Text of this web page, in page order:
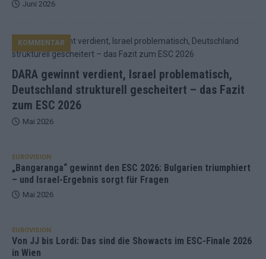
Juni 2026
DARA gewinnt verdient, Israel problematisch,
Deutschland strukturell gescheitert – das Fazit
zum ESC 2026
KOMMENTAR
Mai 2026
EUROVISION
„Bangaranga“ gewinnt den ESC 2026: Bulgarien triumphiert
– und Israel-Ergebnis sorgt für Fragen
Mai 2026
EUROVISION
Von JJ bis Lordi: Das sind die Showacts im ESC-Finale 2026
in Wien